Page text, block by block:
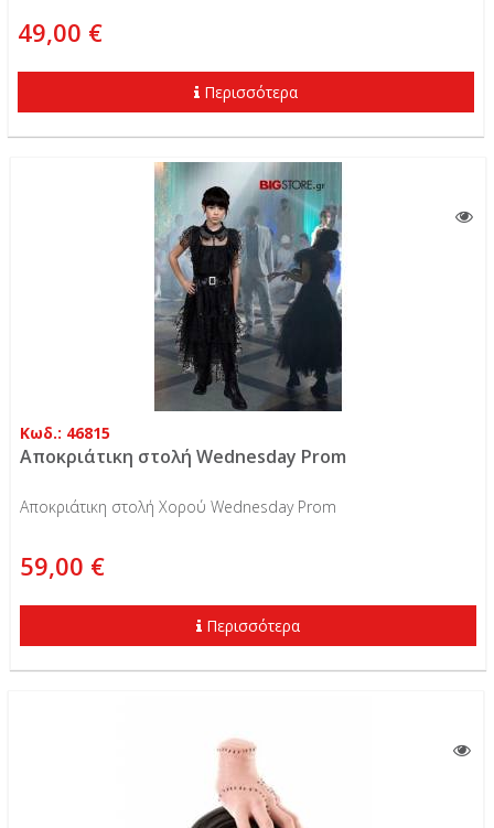
49,00 €
Περισσότερα
Κωδ.: 46815
Αποκριάτικη στολή Wednesday Prom
Αποκριάτικη στολή Χορού Wednesday Prom
59,00 €
Περισσότερα